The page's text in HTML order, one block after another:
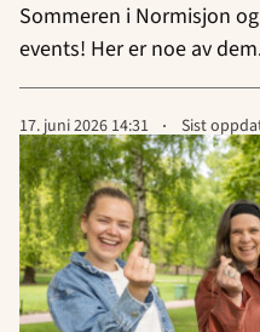
innhold
Sommeren i Normisjon
events! Her er noe av
Lagt
ut
på
17. juni 2026 14:31 Sist